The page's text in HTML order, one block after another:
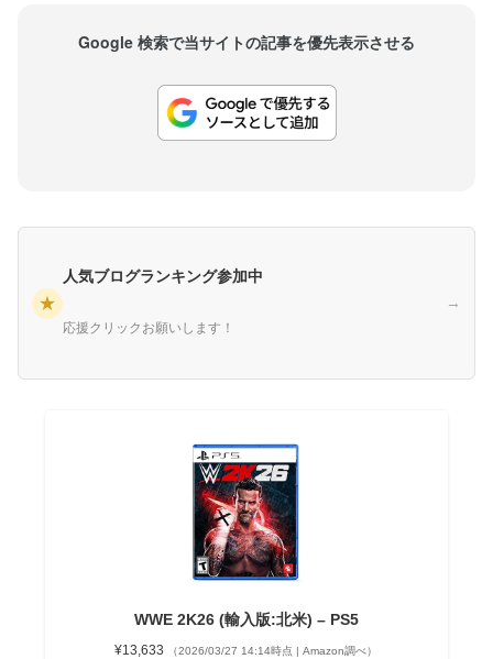
Google 検索で当サイトの記事を優先表示させる
★
人気ブログランキング参加中
応援クリックお願いします！
→
WWE 2K26 (輸入版:北米) – PS5
¥13,633 （2026/03/27 14:14時点 | Amazon調べ）